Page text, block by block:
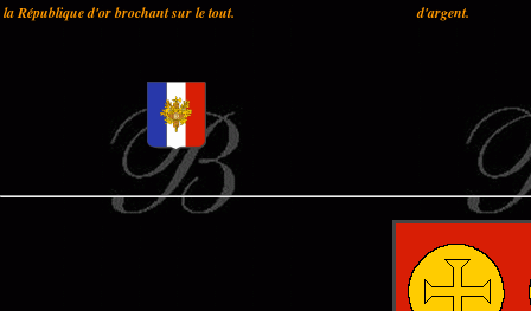
la République d'or brochant sur le tout.
d'argent.